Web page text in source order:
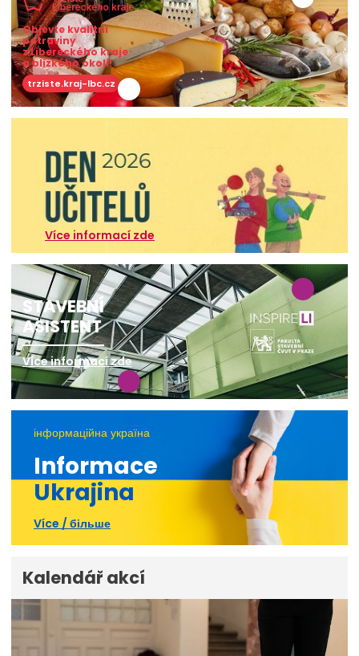
Objevte kvalitní
potraviny
z Libereckého kraje
a blízkého okolí!
trziste.kraj-lbc.cz
Více informací zde
STAVEBNÍ
ASISTENT
Více informací zde
інформаційна україна
Informace
Ukrajina
Více / більше
Kalendář akcí